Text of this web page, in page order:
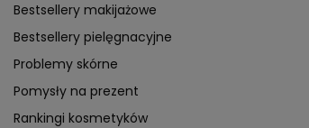
Bestsellery makijażowe
Bestsellery pielęgnacyjne
Problemy skórne
Pomysły na prezent
Rankingi kosmetyków